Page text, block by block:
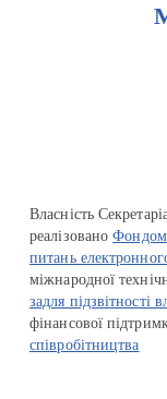
Власність
реалізованоФондом
питань
міжнародної
задля підзвітності
фінансової
співробітництва